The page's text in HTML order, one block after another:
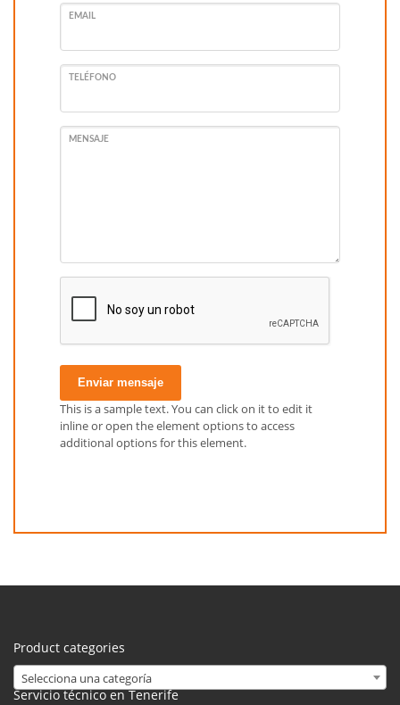
EMAIL
TELÉFONO
MENSAJE
Enviar mensaje
This is a sample text. You can click on it to edit it
inline or open the element options to access
additional options for this element.
Product categories
Selecciona una categoría
Servicio técnico en Tenerife